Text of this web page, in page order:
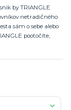
by TRIANGLE
netradičného
sám o sebe alebo
pootočíte,